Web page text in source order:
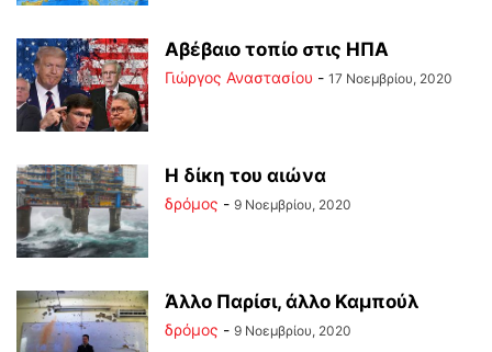
Αβέβαιο τοπίο στις ΗΠΑ
Γιώργος Αναστασίου - 17 Νοεμβρίου, 2020
Η δίκη του αιώνα
δρόμος - 9 Νοεμβρίου, 2020
Άλλο Παρίσι, άλλο Καμπούλ
δρόμος - 9 Νοεμβρίου, 2020